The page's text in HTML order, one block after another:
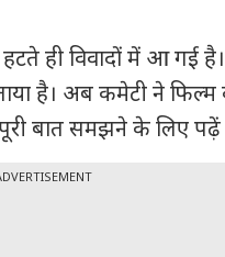
ही विवादों में आ गई
है। अब कमेटी ने
बात समझने के लिए पढ़ें